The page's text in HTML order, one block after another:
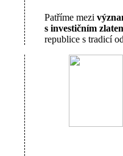
Patříme mezi
s investičním
republice s tradicí